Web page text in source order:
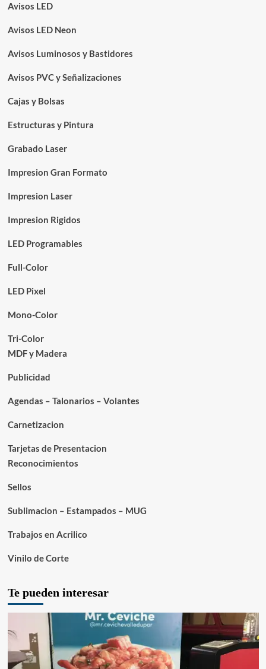
–
La
Avisos LED
Avisos LED Neon
Avisos Luminosos y Bastidores
Avisos PVC y Señalizaciones
Cajas y Bolsas
Estructuras y Pintura
Grabado Laser
Impresion Gran Formato
Impresion Laser
Impresion Rigidos
LED Programables
Full-Color
LED Pixel
Mono-Color
Tri-Color
MDF y Madera
Publicidad
Agendas – Talonarios – Volantes
Carnetizacion
Tarjetas de Presentacion
Reconocimientos
Sellos
Sublimacion – Estampados – MUG
Trabajos en Acrilico
Vinilo de Corte
Te pueden interesar